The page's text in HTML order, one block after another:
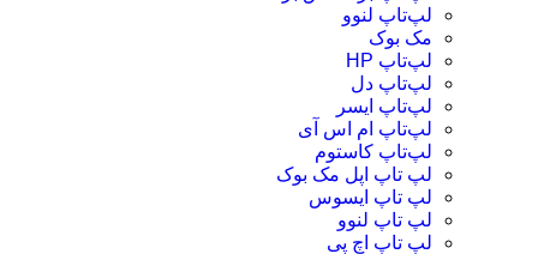
لپ‌تاپ لنوو
مک بوک
لپ‌تاپ HP
لپ‌تاپ دل
لپ‌تاپ ایسر
لپ‌تاپ ام اس آی
لپ‌تاپ کاستوم
لپ تاپ اپل مک بوک
لپ تاپ ایسوس
لپ تاپ لنوو
لپ تاپ اچ پی